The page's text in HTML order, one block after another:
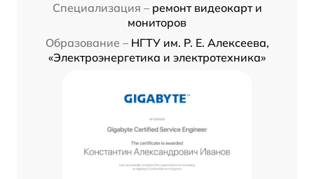
Специализация – ремонт видеокарт и
мониторов
Образование – НГТУ им. Р. Е. Алексеева,
«Электроэнергетика и электротехника»